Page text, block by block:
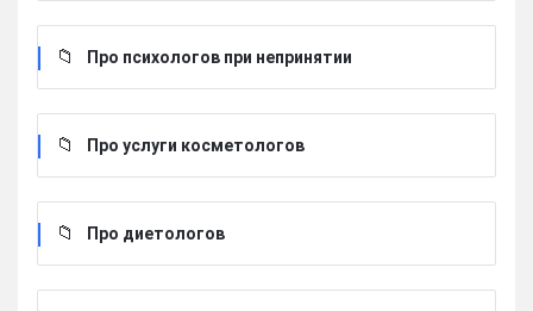
Про психологов при непринятии
Про услуги косметологов
Про диетологов